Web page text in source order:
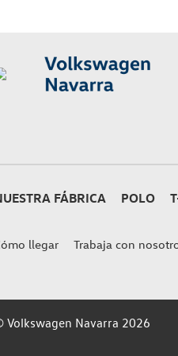
FÁBRICA POLO
llegar Trabaja con
Volkswagen Navarra 2026